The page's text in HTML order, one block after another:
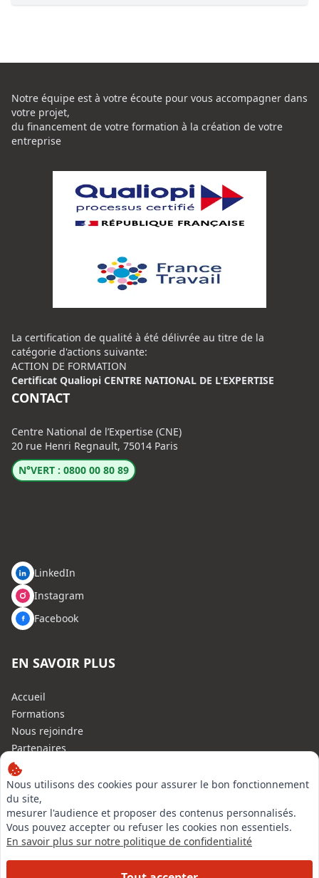
Nous utilisons des cookies pour assurer le bon fonctionnement
du site,
mesurer l'audience et proposer des contenus personnalisés.
Vous pouvez accepter ou refuser les cookies non essentiels.
En savoir plus sur notre politique de confidentialité
Notre équipe est à votre écoute pour vous accompagner dans
votre projet,
du financement de votre formation à la création de votre
entreprise
La certification de qualité à été délivrée au titre de la
catégorie d'actions suivante:
ACTION DE FORMATION
Certificat Qualiopi CENTRE NATIONAL DE L'EXPERTISE
CONTACT
Centre National de l’Expertise (CNE)
20 rue Henri Regnault, 75014 Paris
N°VERT : 0800 00 80 89
LinkedIn
Instagram
Facebook
EN SAVOIR PLUS
Accueil
Formations
Nous rejoindre
Partenaires
Autres missions
Le C.N.E.
Membre IVSC
Logiciel
L’Expert
Tarifs